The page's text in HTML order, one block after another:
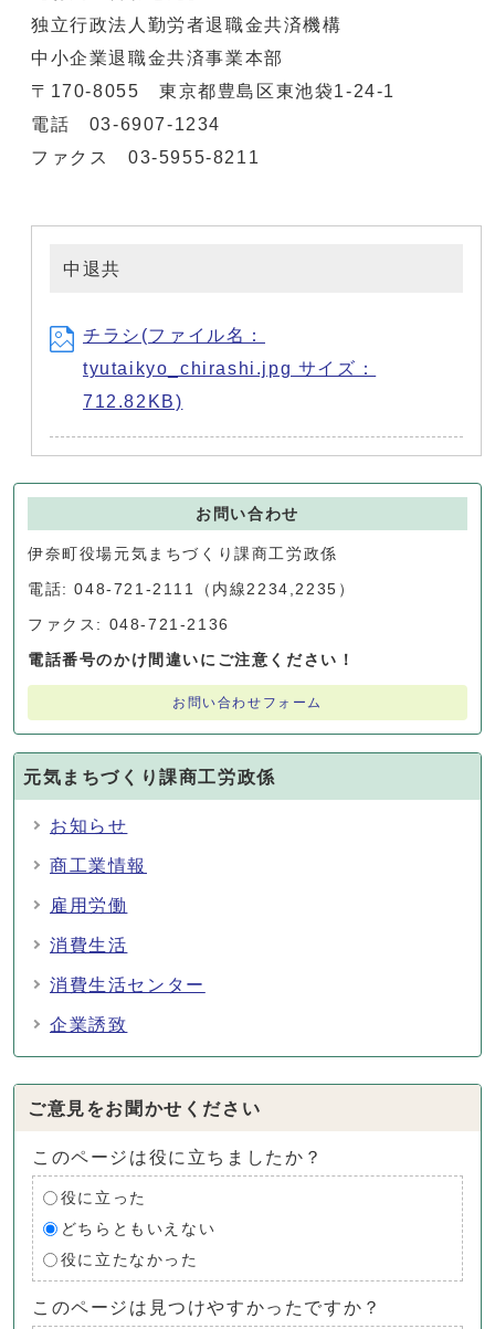
独立行政法人勤労者退職金共済機構
中小企業退職金共済事業本部
〒170-8055 東京都豊島区東池袋1-24-1
電話 03-6907-1234
ファクス 03-5955-8211
中退共
チラシ(ファイル名：
tyutaikyo_chirashi.jpg サイズ：
712.82KB)
お問い合わせ
伊奈町役場元気まちづくり課商工労政係
電話: 048-721-2111（内線2234,2235）
ファクス: 048-721-2136
電話番号のかけ間違いにご注意ください！
お問い合わせフォーム
元気まちづくり課商工労政係
お知らせ
商工業情報
雇用労働
消費生活
消費生活センター
企業誘致
ご意見をお聞かせください
このページは役に立ちましたか？
役に立った
どちらともいえない
役に立たなかった
このページは見つけやすかったですか？